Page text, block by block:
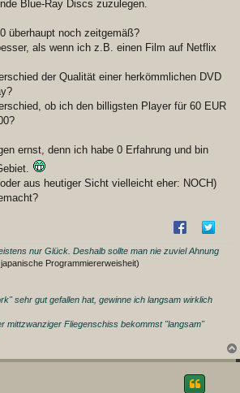
Blue-Ray Discs zuzulegen.
überhaupt noch zeitgemäß?
als wenn ich z.B. einen Film auf Netflix
der Qualität einer herkömmlichen DVD
ob ich den billigsten Player für 60 EUR
ernst, denn ich habe 0 Erfahrung und bin
aus heutiger Sicht vielleicht eher: NOCH)
nur Glück. Deshalb sollte man nie zuviel Ahnung
Programmiererweisheit)
sehr gut gefallen hat, gewinne ich langsam wirklich
mittzwanziger Fliegenschiss bekommst "langsam"